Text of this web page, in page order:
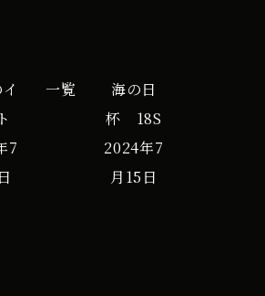
7
一覧
海の日
杯 18S
2024年7
月15日